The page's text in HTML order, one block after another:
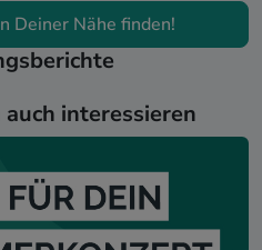
Deiner Nähe finden!
interessieren